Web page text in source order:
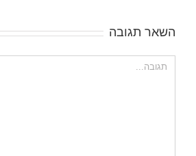
השאר תגובה
הערה